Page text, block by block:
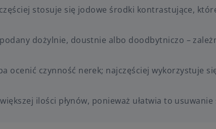
stosuje się jodowe środki kontrastujące,
dożylnie, doustnie albo doodbytniczo –
ocenić czynność nerek; najczęściej wykorzystuje
ilości płynów, ponieważ ułatwia to